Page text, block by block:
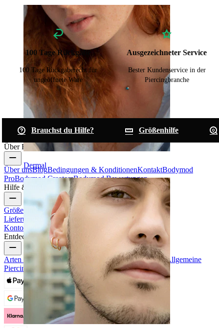
Dermal
100 Tage Rückgabe
100 Tage Rückgaberecht für
ungeöffnete Ware
Ausgezeichneter Service
Bester Kundenservice in der
Piercingbranche
Brauchst du Hilfe?
Größenhilfe
Über Bodymod
Über unsBlogBedingungen & KonditionenKontaktBodymod
ProBodymod CreatorsBodymod Bewertungen
Hilfe & Infos
GrößenhilfeBestellung verfolgen
Informationen zur
Lieferung
Rücksendung & Stornierung Zahlung
Mein
Konto Bodymod Support
Entdecke
Arten von PiercingsMaterialien für PiercingschmuckAllgemeine
Piercingprobleme und Pflege